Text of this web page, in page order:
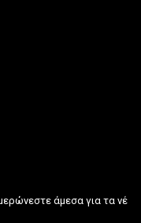
άμεσα για τα νέ